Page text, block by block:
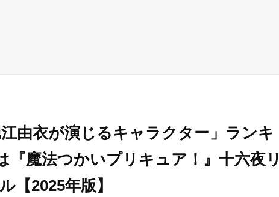
由衣が演じるキャラクター」ランキ
『魔法つかいプリキュア！』十六夜リ
【2025年版】